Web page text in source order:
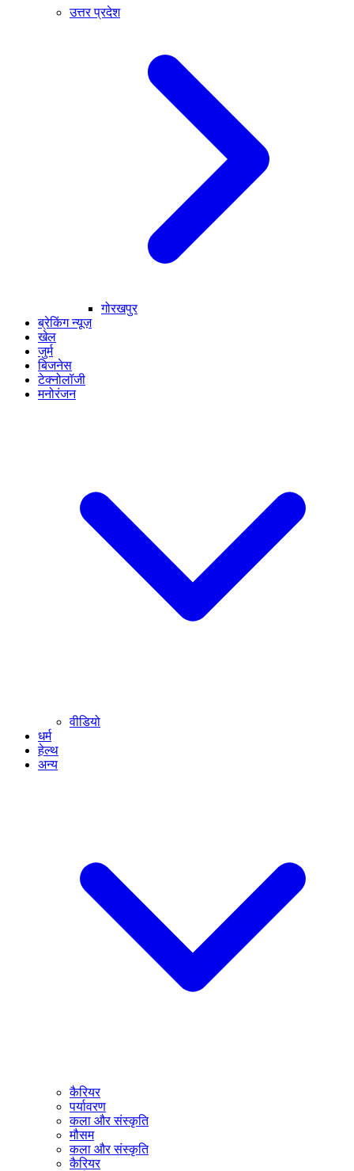
उत्तर प्रदेश
गोरखपुर
ब्रेकिंग न्यूज़
खेल
जुर्म
बिजनेस
टेक्नोलॉजी
मनोरंजन
वीडियो
धर्म
हेल्थ
अन्य
कैरियर
पर्यावरण
कला और संस्कृति
मौसम
कला और संस्कृति
कैरियर